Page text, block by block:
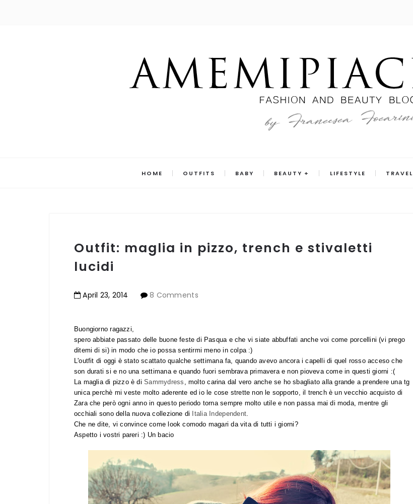
HOME OUTFITS BABY BEAUTY LIFESTYLE TRAVEL
Outfit: maglia in pizzo, trench e stivaletti
lucidi
April 23, 2014 8 Comments
Buongiorno ragazzi,
spero abbiate passato delle buone feste di Pasqua e che vi siate abbuffati anche voi come porcellini (vi prego
ditemi di si) in modo che io possa sentirmi meno in colpa :)
L'outfit di oggi è stato scattato qualche settimana fa, quando avevo ancora i capelli di quel rosso acceso che
son durati si e no una settimana e quando fuori sembrava primavera e non pioveva come in questi giorni :(
La maglia di pizzo è diSammydress , molto carina dal vero anche se ho sbagliato alla grande a prendere una tg
unica perchè mi veste molto aderente ed io le cose strette non le sopporto, il trench è un vecchio acquisto di
Zara che però ogni anno in questo periodo torna sempre molto utile e non passa mai di moda, mentre gli
occhiali sono della nuova collezione di
Italia Independent.
Che ne dite, vi convince come look comodo magari da vita di tutti i giorni?
Aspetto i vostri pareri :) Un bacio